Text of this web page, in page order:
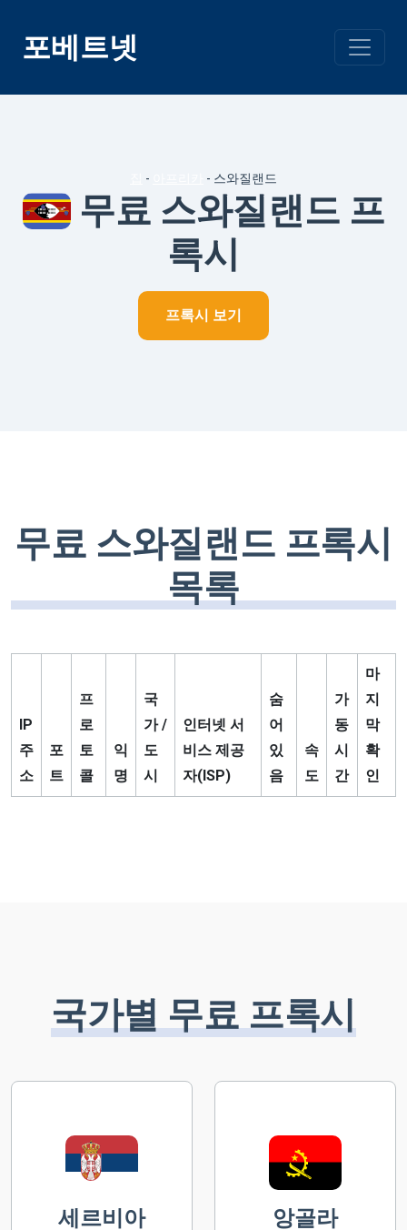
포베트넷
- - 스와질랜드
무료 스와질랜드 프
록시
프록시 보기
무료 스와질랜드 프록시
목록
IP
주
소
포
트
프
로
토
콜
익
명
국
가 /
도
시
인터넷 서
비스 제공
자(ISP)
숨
어
있
음
속
도
가
동
시
간
마
지
막
확
인
국가별 무료 프록시
세르비아 앙골라